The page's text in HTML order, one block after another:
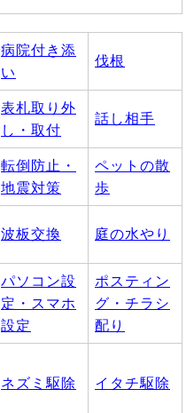
病院付き添
い
伐根
表札取り外
し・取付
話し相手
転倒防止・
地震対策
ペットの散
歩
波板交換 庭の水やり
パソコン設
定・スマホ
設定
ポスティン
グ・チラシ
配り
ネズミ駆除 イタチ駆除